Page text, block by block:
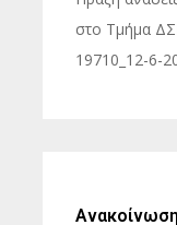
στο Τμήμα
19710_12-6-